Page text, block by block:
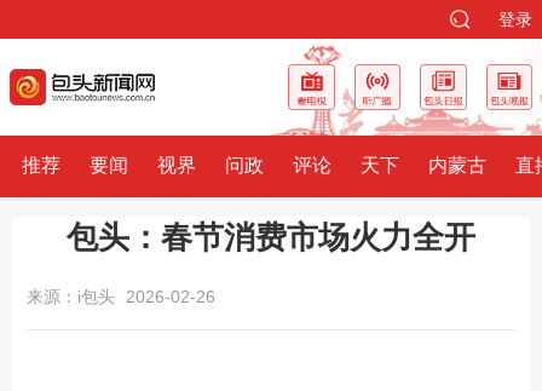
登录
推荐 要闻 视界 问政 评论 天下 内蒙古 直
包头：春节消费市场火力全开
来源：i包头 2026-02-26